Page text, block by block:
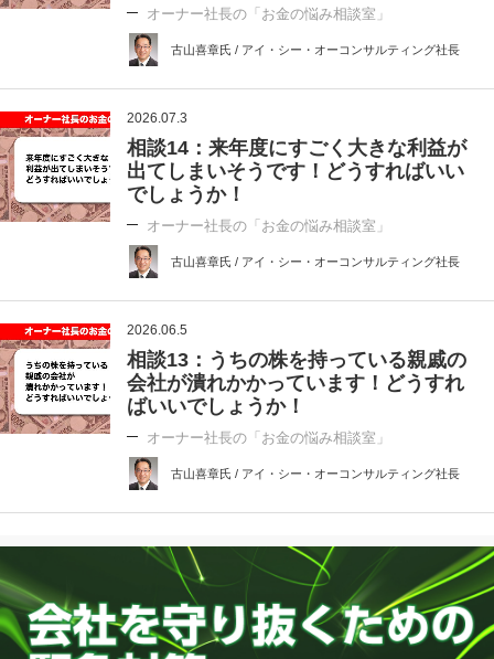
オーナー社長の「お金の悩み相談室」
古山喜章氏 / アイ・シー・オーコンサルティング社長
2026.07.3
相談14：来年度にすごく大きな利益が
出てしまいそうです！どうすればいい
でしょうか！
オーナー社長の「お金の悩み相談室」
古山喜章氏 / アイ・シー・オーコンサルティング社長
2026.06.5
相談13：うちの株を持っている親戚の
会社が潰れかかっています！どうすれ
ばいいでしょうか！
オーナー社長の「お金の悩み相談室」
古山喜章氏 / アイ・シー・オーコンサルティング社長